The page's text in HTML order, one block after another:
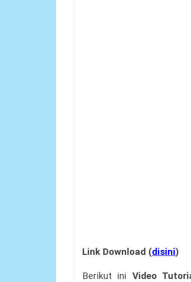
Link Download (disini)
Berikut ini Video